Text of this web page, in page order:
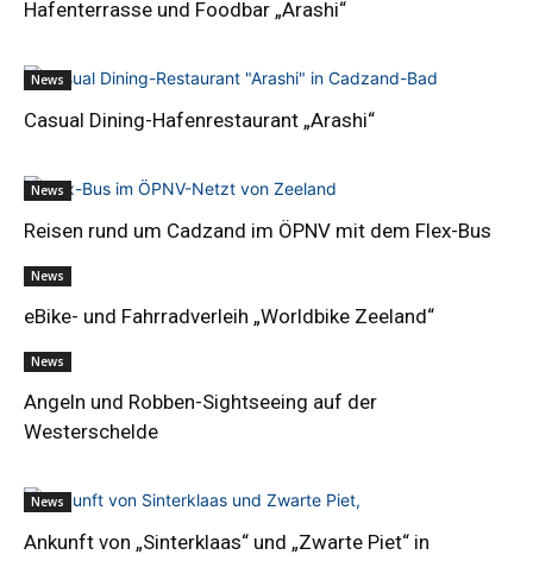
Hafenterrasse und Foodbar „Arashi“
News
Casual Dining-Hafenrestaurant „Arashi“
News
Reisen rund um Cadzand im ÖPNV mit dem Flex-Bus
News
eBike- und Fahrradverleih „Worldbike Zeeland“
News
Angeln und Robben-Sightseeing auf der
Westerschelde
News
Ankunft von „Sinterklaas“ und „Zwarte Piet“ in